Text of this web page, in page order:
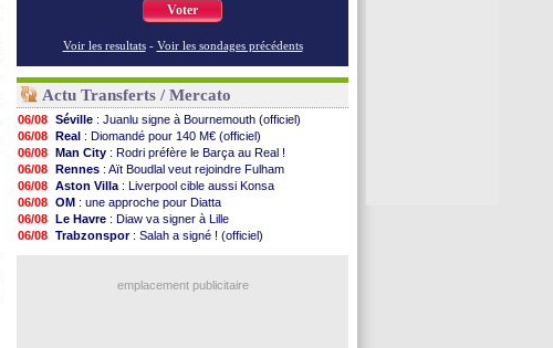
Voter
Voir les resultats - Voir les sondages précédents
Actu Transferts / Mercato
06/08 Séville : Juanlu signe à Bournemouth (officiel)
06/08 Real : Diomandé pour 140 M€ (officiel)
06/08 Man City : Rodri préfère le Barça au Real !
06/08 Rennes : Aït Boudlal veut rejoindre Fulham
06/08 Aston Villa : Liverpool cible aussi Konsa
06/08 OM : une approche pour Diatta
06/08 Le Havre : Diaw va signer à Lille
06/08 Trabzonspor: Salah a signé ! (officiel)
Southampton: D. Traoré prêté au Mans (officiel)
emplacement publicitaire